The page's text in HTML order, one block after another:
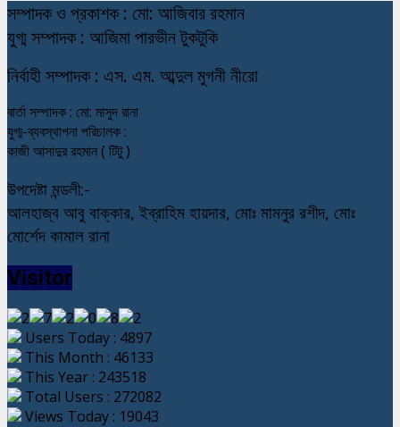
সম্পাদক ও প্রকাশক : মো: আজিবার রহমান
যুগ্ম সম্পাদক : আজিমা পারভীন টুকটুকি
নির্বাহী সম্পাদক : এস. এম. আব্দুল মুগনী নীরো
বার্তা সম্পাদক : মো: মাসুদ রানা
যুগ্ম-ব্যবস্থাপনা পরিচালক :
কাজী আসাদুর রহমান ( টিটু )
উপদেষ্টা মন্ডলী:-
আলহাজ্ব আবু বাক্কার, ইব্রাহিম হায়দার, মোঃ মামনুর রশীদ, মোঃ
মোর্শেদ কামাল রানা
Visitor
Users Today : 4897
This Month : 46133
This Year : 243518
Total Users : 272082
Views Today : 19043